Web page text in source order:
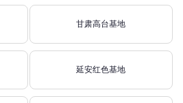
甘肃高台基地
延安红色基地